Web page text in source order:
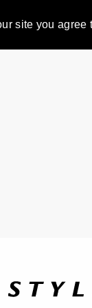
site you agree